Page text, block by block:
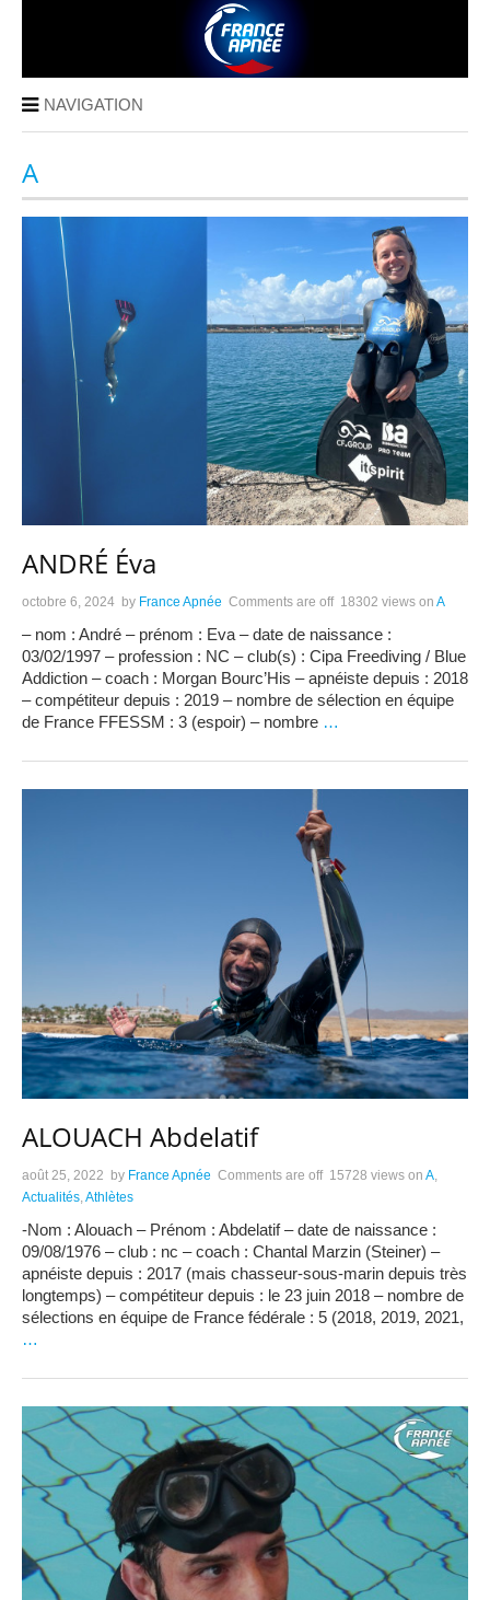
NAVIGATION
A
ANDRÉ Éva
octobre 6, 2024 by France Apnée Comments are off 18302 views on A
– nom : André – prénom : Eva – date de naissance :
03/02/1997 – profession : NC – club(s) : Cipa Freediving / Blue
Addiction – coach : Morgan Bourc’His – apnéiste depuis : 2018
– compétiteur depuis : 2019 – nombre de sélection en équipe
de France FFESSM : 3 (espoir) – nombre …
ALOUACH Abdelatif
août 25, 2022 by France Apnée Comments are off 15728 views on A,
Actualités,Athlètes
-Nom : Alouach – Prénom : Abdelatif – date de naissance :
09/08/1976 – club : nc – coach : Chantal Marzin (Steiner) –
apnéiste depuis : 2017 (mais chasseur-sous-marin depuis très
longtemps) – compétiteur depuis : le 23 juin 2018 – nombre de
sélections en équipe de France fédérale : 5 (2018, 2019, 2021,
…